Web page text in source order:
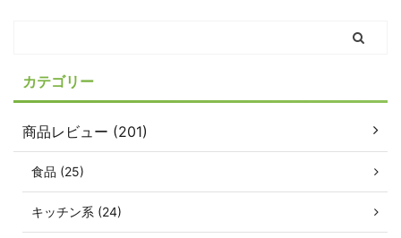
カテゴリー
商品レビュー (201)
食品 (25)
キッチン系 (24)